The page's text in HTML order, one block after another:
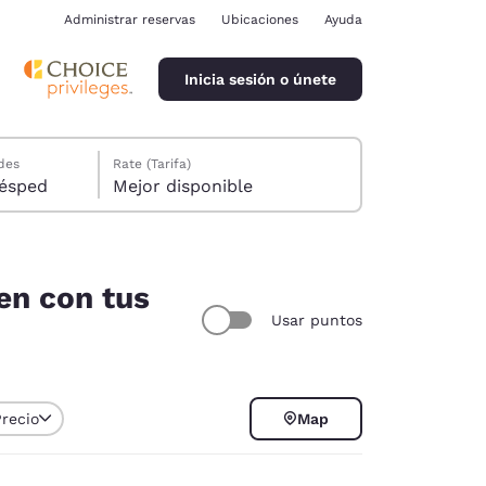
Administrar reservas Ubicaciones Ayuda
Inicia sesión o únete
1 huésped
Rate (Tarifa)
Mejor disponible
con tus
Usar puntos
Map